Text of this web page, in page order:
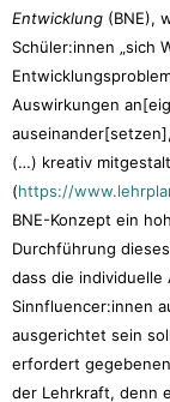
Entwicklung (BNE),
Schüler:innen „sich
Auswirkungen
(…) kreativ
(https://
BNE-Konzept ein
Durchführung
dass die individuelle
Sinnfluencer:innen
ausgerichtet sein
erfordert
der Lehrkraft, denn